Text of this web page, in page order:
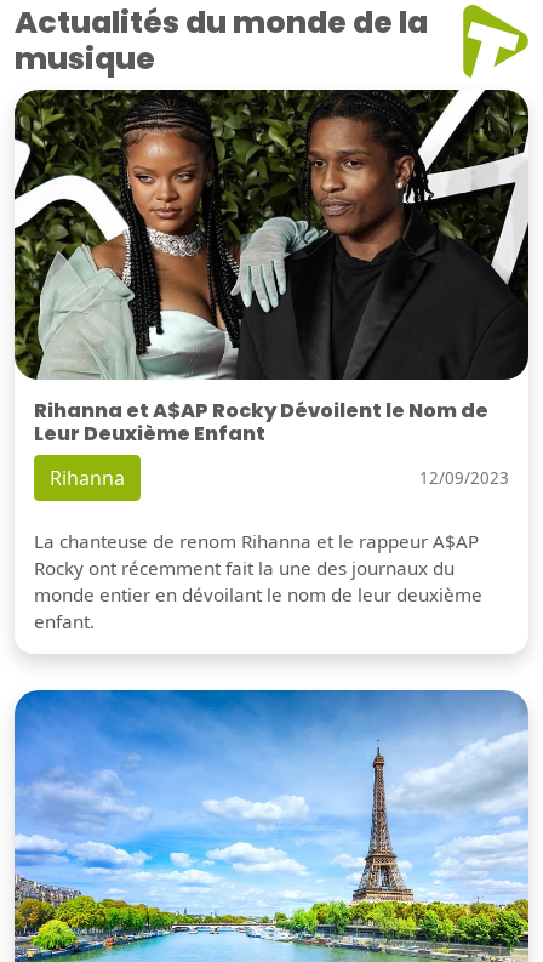
Actualités du monde de la
musique
Rihanna et A$AP Rocky Dévoilent le Nom de
Leur Deuxième Enfant
Rihanna 12/09/2023
La chanteuse de renom Rihanna et le rappeur A$AP
Rocky ont récemment fait la une des journaux du
monde entier en dévoilant le nom de leur deuxième
enfant.